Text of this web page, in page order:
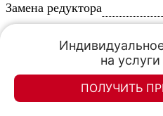
Замена редуктора
Замена карданного вала
Замена главного цилиндра
Замена МКПП
на
ПОЛУЧИТЬ
Элан-моторс
Элан-моторс